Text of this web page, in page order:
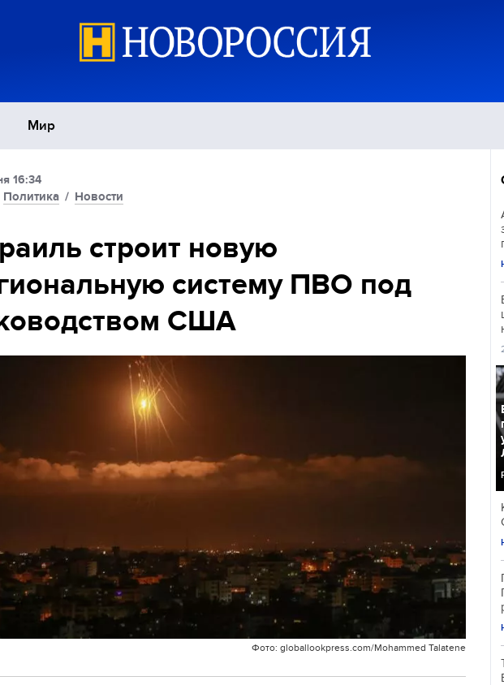
Мир
Политика
Экономика
Спорт
16:34
Политика / Новости
строит новую
систему ПВО под
США
Фото: globallookpress.com/Mohammed Talatene